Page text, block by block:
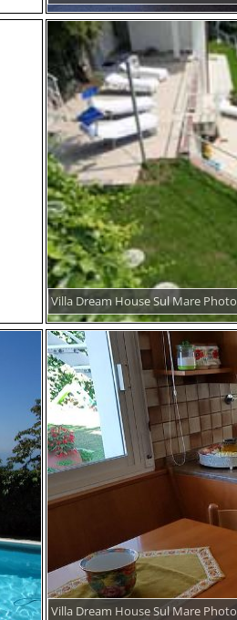
Villa Dream House Sul Mare Photo
Villa Dream House Sul Mare Photo